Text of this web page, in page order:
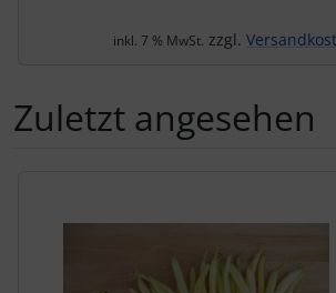
inkl. 7 % MwSt. zzgl.
Zuletzt angesehen